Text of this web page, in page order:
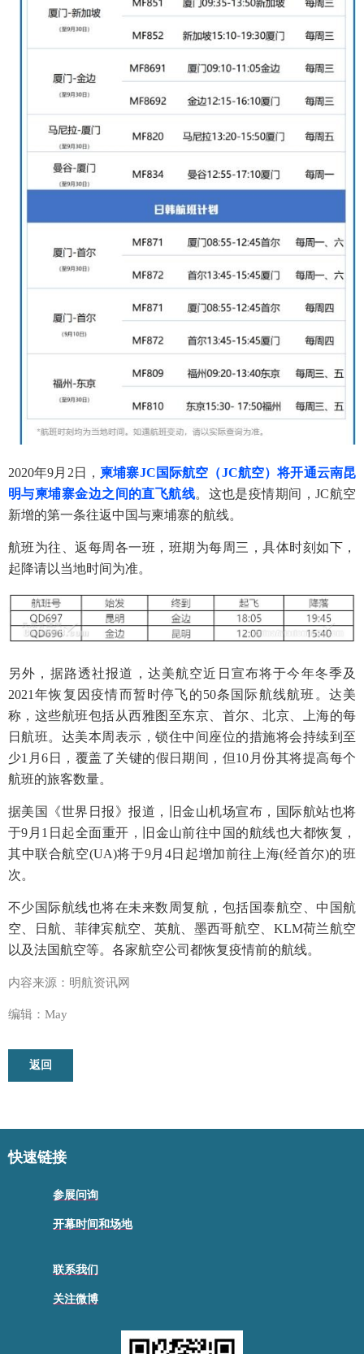
2020年9月2日， 柬埔寨JC国际航空（JC航空）将开通云南昆
明与柬埔寨金边之间的直飞航线。这也是疫情期间，JC航空
新增的第一条往返中国与柬埔寨的航线。
航班为往、返每周各一班，班期为每周三，具体时刻如下，
起降请以当地时间为准。
另外，据路透社报道，达美航空近日 宣布将于今年冬季及
2021年恢复因疫情而暂时停飞的50条国际航线航班。达美
称，这些航班包括从西雅图至东京、首尔、北京、上海的每
日航班。达美本周表示，锁住中间座位的措施将会持续到至
少1月6日，覆盖了关键的假日期间，但10月份其将提高每个
航班的旅客数量。
据美国《世界日报》报道，旧金山机场宣布，国际航站也将
于9月1日起全面重开，旧金山前往中国的航线也大都恢复，
其中联合航空(UA)将于9月4日起增加前往上海(经首尔)的班
次。
不少国际航线也将在未来数周复航，包括国泰航空、中国航
空、日航、菲律宾航空、英航、墨西哥航空、KLM荷兰航空
以及法国航空等。各家航空公司都恢复疫情前的航线。
内容来源：明航资讯网
编辑：May
返回
快速链接
参展问询
开幕时间和场地
联系我们
关注微博